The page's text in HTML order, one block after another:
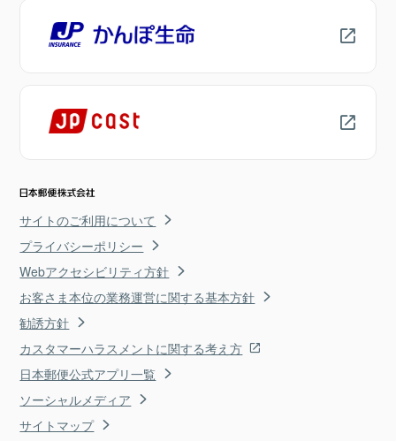
サイトのご利用について
プライバシーポリシー
Webアクセシビリティ方針
お客さま本位の業務運営に関する基本方針
勧誘方針
カスタマーハラスメントに関する考え方
日本郵便公式アプリ一覧
ソーシャルメディア
サイトマップ